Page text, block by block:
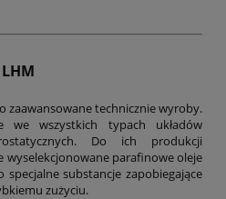
LHM
zaawansowane technicznie wyroby.
we wszystkich typach układów
Do ich produkcji
wyselekcjonowane parafinowe oleje
substancje zapobiegające
zużyciu.